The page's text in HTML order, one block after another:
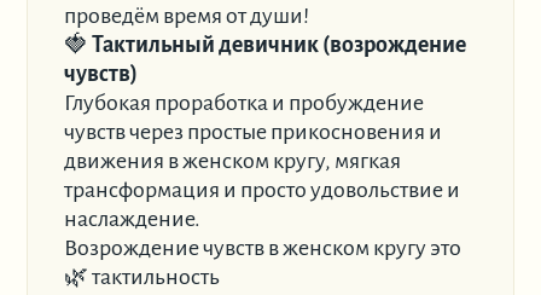
проведём время от души!
🍓Тактильный девичник (возрождение
чувств)
Глубокая проработка и пробуждение
чувств через простые прикосновения и
движения в женском кругу, мягкая
трансформация и просто удовольствие и
наслаждение.
Возрождение чувств в женском кругу это
🌿 тактильность